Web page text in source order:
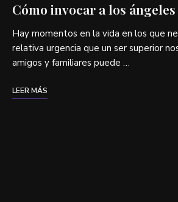
Cómo invocar a los ángeles
Hay momentos en la vida en los que
relativa urgencia que un ser superior
amigos y familiares puede …
LEER MÁS